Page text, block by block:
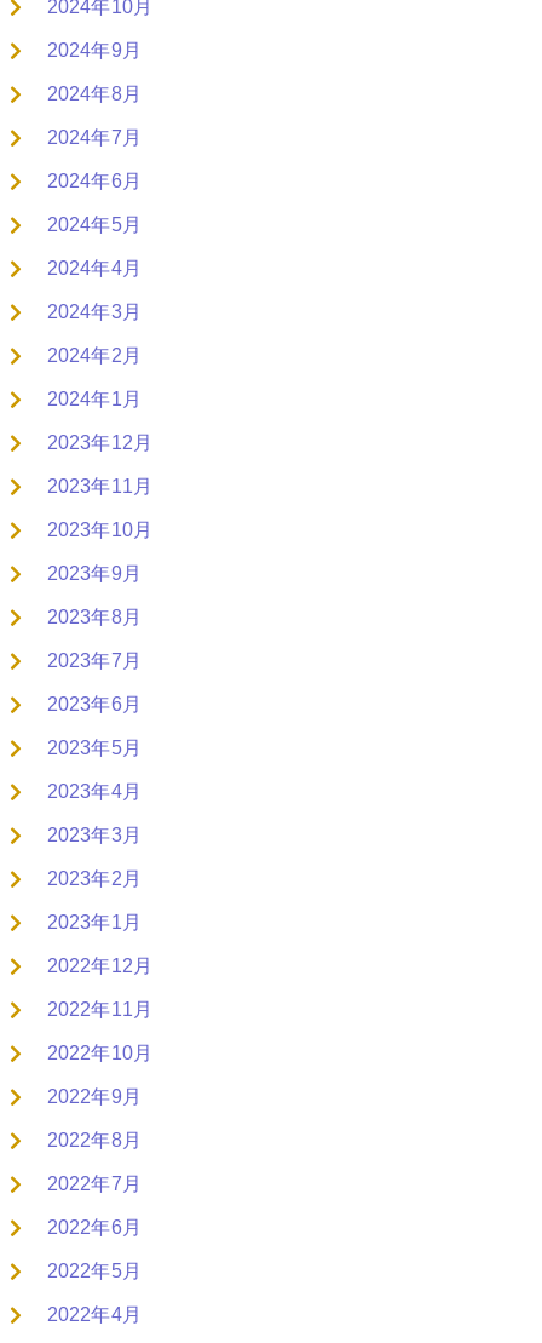
2024年10月
2024年9月
2024年8月
2024年7月
2024年6月
2024年5月
2024年4月
2024年3月
2024年2月
2024年1月
2023年12月
2023年11月
2023年10月
2023年9月
2023年8月
2023年7月
2023年6月
2023年5月
2023年4月
2023年3月
2023年2月
2023年1月
2022年12月
2022年11月
2022年10月
2022年9月
2022年8月
2022年7月
2022年6月
2022年5月
2022年4月